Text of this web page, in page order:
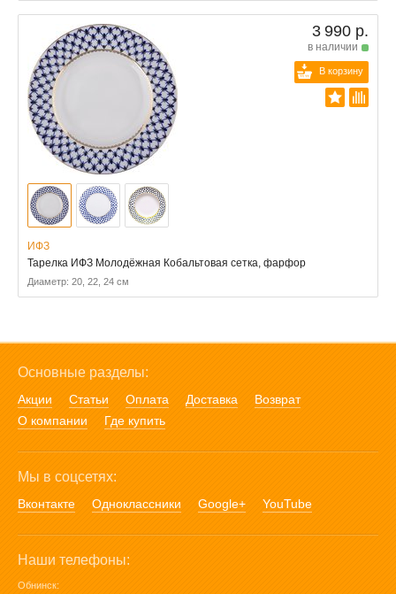
3 990 р.
в наличии
В корзину
ИФЗ
Тарелка ИФЗ Молодёжная Кобальтовая сетка, фарфор
Диаметр: 20, 22, 24 см
Основные разделы:
Акции Статьи Оплата Доставка
Возврат
О компании
Где купить
Мы в соцсетях:
Вконтакте Одноклассники Google+ YouTube
Наши телефоны:
Обнинск: